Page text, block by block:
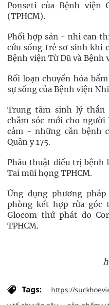
Ponseti của Bệnh viện
(TPHCM).
Phối hợp sản - nhi can
cứu sống trẻ sơ sinh khi
Bệnh viện Từ Dũ và Bệnh
Rối loạn chuyển hóa
sự sống của Bệnh viện
Trung tâm sinh lý
chăm sóc mới cho
cảm - những căn bệnh
Quân y 175.
Phẫu thuật điều trị bệnh
Tai mũi họng TPHCM.
Ứng dụng phương
phòng kết hợp rửa góc
Glocom thứ phát do
TPHCM.
Tags: https://